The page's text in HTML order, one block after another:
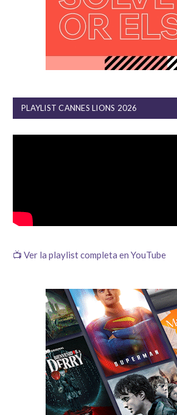
PLAYLIST CANNES LIONS 2026
📺 Ver la playlist completa en YouTube